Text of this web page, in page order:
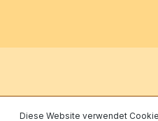
Diese Website verwendet